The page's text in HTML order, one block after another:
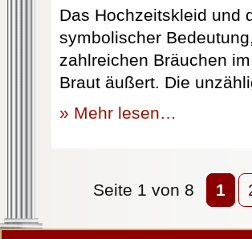
Das Hochzeitskleid und
symbolischer
zahlreichen Bräuchen
Braut äußert. Die
» Mehr lesen…
Seite 1 von 8 1